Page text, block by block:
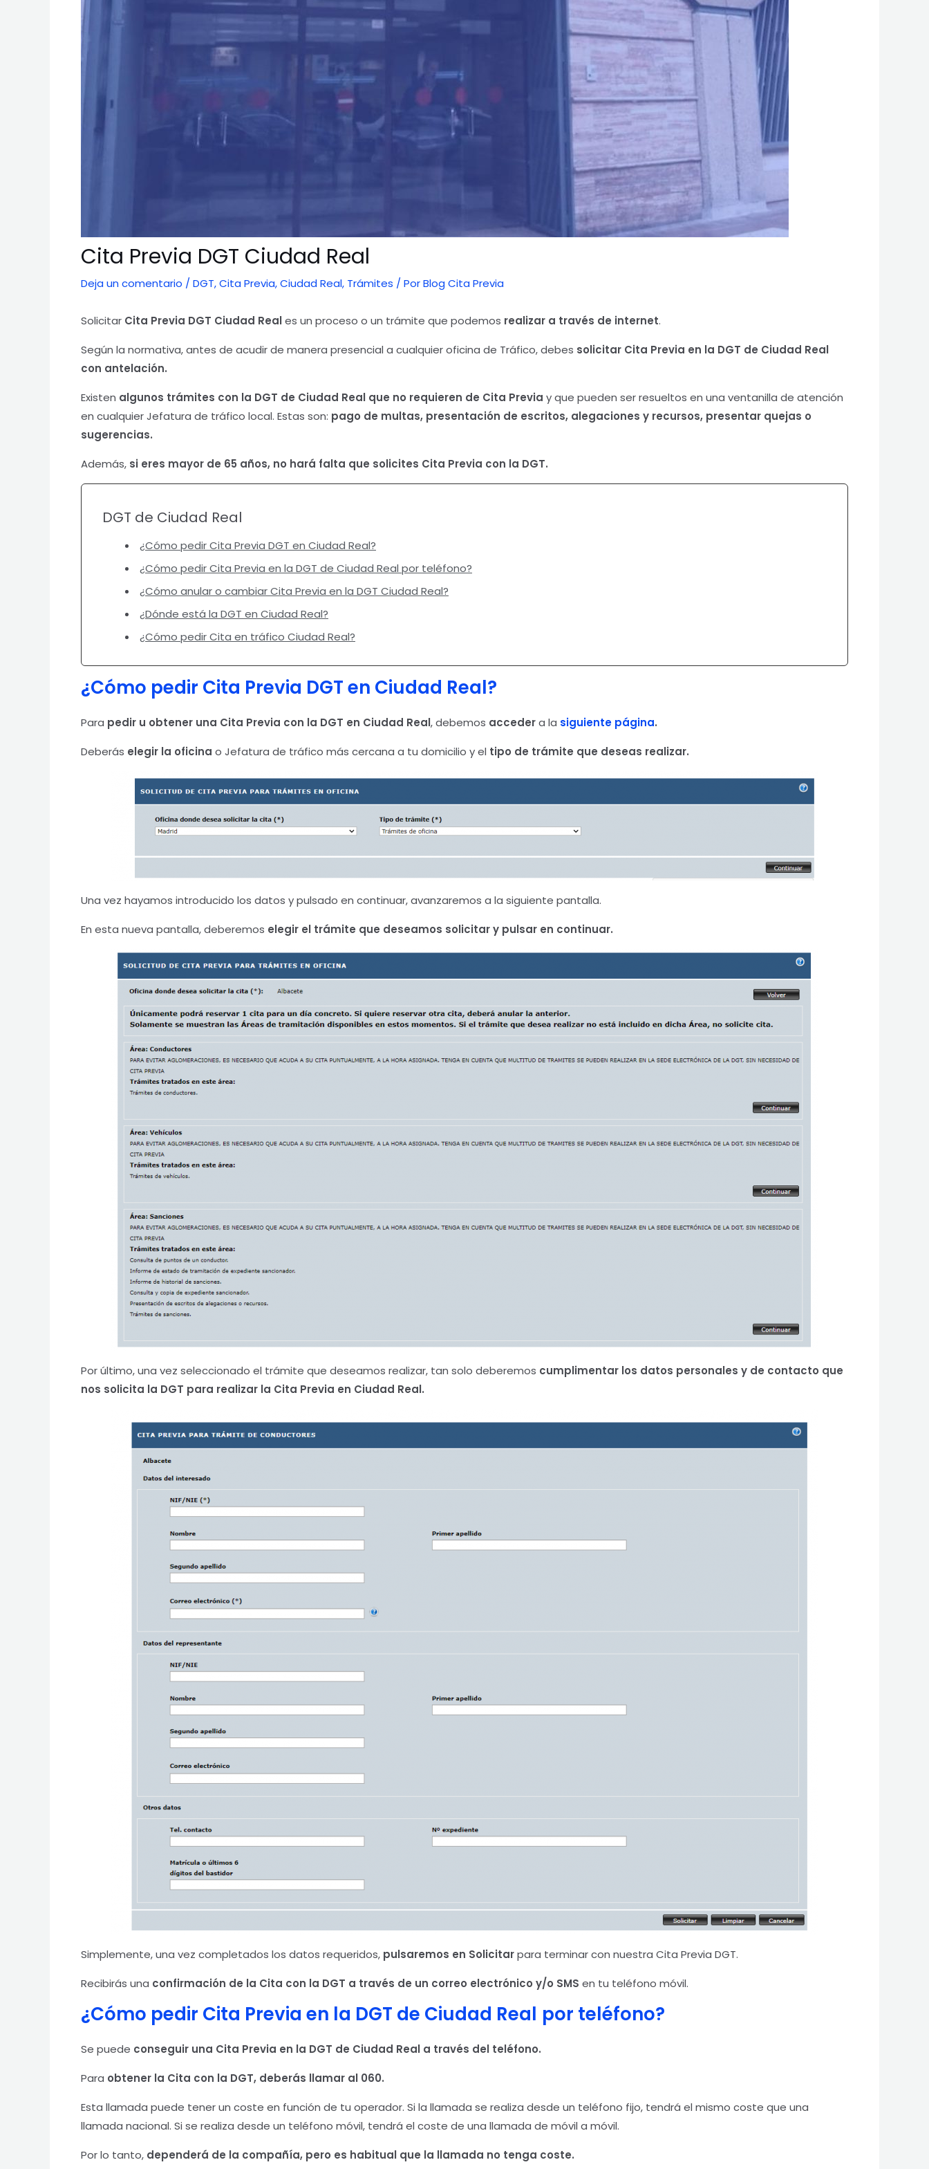
Cita Previa DGT Ciudad Real
Deja un comentario / DGT,Cita Previa,Ciudad Real, Trámites / PorBlog Cita Previa
Solicitar Cita Previa DGT Ciudad Reales un proceso o un trámite que podemos realizar a través de internet.
Según la normativa, antes de acudir de manera presencial a cualquier oficina de Tráfico, debes solicitar Cita Previa en la DGT de Ciudad Real
con antelación.
Existen algunos trámites con la DGT de Ciudad Real que no requieren de Cita Previa y que pueden ser resueltos en una ventanilla de atención
en cualquier Jefatura de tráfico local. Estas son: pago de multas, presentación de escritos, alegaciones y recursos, presentar quejas o
sugerencias.
Además, si eres mayor de 65 años, no hará falta que solicites Cita Previa con la DGT.
DGT de Ciudad Real
¿Cómo pedir Cita Previa DGT en Ciudad Real?
¿Cómo pedir Cita Previa en la DGT de Ciudad Real por teléfono?
¿Cómo anular o cambiar Cita Previa en la DGT Ciudad Real?
¿Dónde está la DGT en Ciudad Real?
¿Cómo pedir Cita en tráfico Ciudad Real?
¿Cómo pedir Cita Previa DGT en Ciudad Real?
Para pedir u obtener una Cita Previa con la DGT en Ciudad Real, debemos accedera la siguiente página.
Deberás elegir la oficina o Jefatura de tráfico más cercana a tu domicilio y el tipo de trámite que deseas realizar.
Una vez hayamos introducido los datos y pulsado en continuar, avanzaremos a la siguiente pantalla.
En esta nueva pantalla, deberemos elegir el trámite que deseamos solicitar y pulsar en continuar.
Por último, una vez seleccionado el trámite que deseamos realizar, tan solo deberemos cumplimentar los datos personales y de contacto que
nos solicita la DGT para realizar la Cita Previa en Ciudad Real.
Simplemente, una vez completados los datos requeridos, pulsaremos en Solicitarpara terminar con nuestra Cita Previa DGT.
Recibirás una confirmación de la Cita con la DGT a través de un correo electrónico y/o SMS en tu teléfono móvil.
¿Cómo pedir Cita Previa en la DGT de Ciudad Real por teléfono?
Se puede conseguir una Cita Previa en la DGT de Ciudad Real a través del teléfono.
Para obtener la Cita con la DGT, deberás llamar al 060.
Esta llamada puede tener un coste en función de tu operador. Si la llamada se realiza desde un teléfono fijo, tendrá el mismo coste que una
llamada nacional. Si se realiza desde un teléfono móvil, tendrá el coste de una llamada de móvil a móvil.
Por lo tanto, dependerá de la compañía, pero es habitual que la llamada no tenga coste.